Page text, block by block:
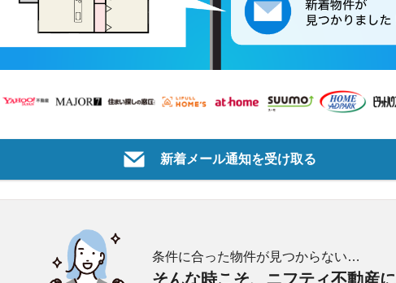
新着メール通知を受け取る
条件に合った物件が見つからない…
そんな時こそ、ニフティ不動産に